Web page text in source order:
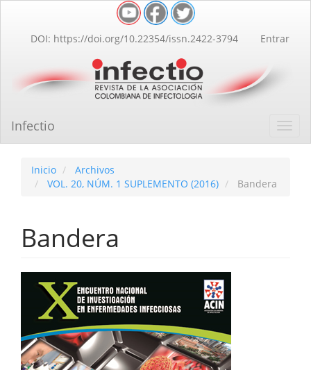
Contenido
principal
lateral
DOI: https://doi.org/10.22354/issn.2422-3794 Entrar
Infectio
Inicio
Archivos
VOL. 20, NÚM. 1 SUPLEMENTO (2016)
Bandera
Bandera
Barra
lateral
del
artículo